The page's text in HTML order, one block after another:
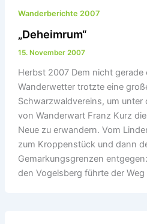
Wanderberichte 2007
„Deheimrum“
15. November 2007
Herbst 2007 Dem nicht gerade
Wanderwetter trotzte eine
Schwarzwaldvereins, um
von Wanderwart Franz Kurz
Neue zu erwandern. Vom
zum Kroppenstück und dann
Gemarkungsgrenzen
den Vogelsberg führte der